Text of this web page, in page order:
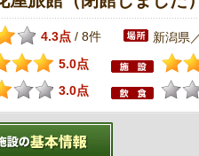
4.3点 / 8件 新潟県
5.0点
3.0点